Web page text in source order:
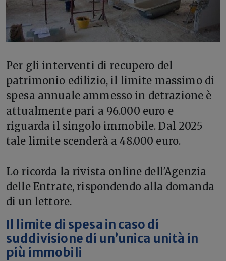
Per gli interventi di recupero del
patrimonio edilizio, il limite massimo di
spesa annuale ammesso in detrazione è
attualmente pari a 96.000 euro e
riguarda il singolo immobile. Dal 2025
tale limite scenderà a 48.000 euro.
Lo ricorda la rivista online dell'Agenzia
delle Entrate, rispondendo alla domanda
di un lettore.
Il limite di spesa in caso di
suddivisione di un’unica unità in
più immobili